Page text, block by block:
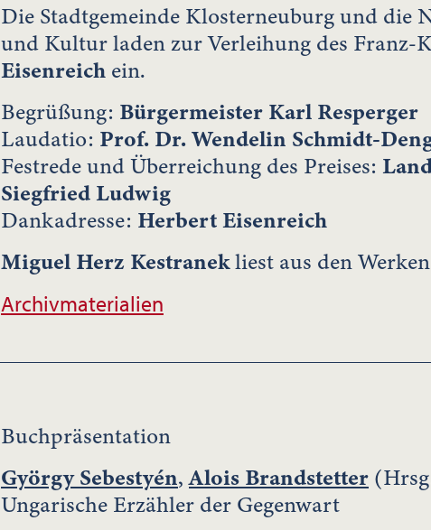
Die Stadtgemeinde Klosterneuburg und die
und Kultur laden zur Verleihung des Franz-
Eisenreich ein.
Begrüßung: Bürgermeister Karl Resperger
Laudatio: Prof. Dr. Wendelin Schmidt-
Festrede und Überreichung des Preises:
Siegfried Ludwig
Dankadresse: Herbert Eisenreich
Miguel Herz Kestranekliest aus den
Archivmaterialien
Buchpräsentation
György Sebestyén,Alois Brandstetter
Ungarische Erzähler der Gegenwart